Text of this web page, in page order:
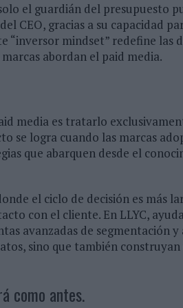
el guardián del presupuesto
CEO, gracias a su capacidad
mindset” redefine las
abordan el paid media.
media es tratarlo
se logra cuando las marcas
que abarquen desde el
el ciclo de decisión es más
con el cliente. En LLYC,
avanzadas de segmentación y
sino que también
como antes.